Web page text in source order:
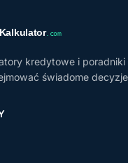
kredytowe i poradniki
świadome